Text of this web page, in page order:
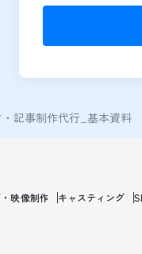
・記事制作代行_基本資料
映像制作 キャスティング